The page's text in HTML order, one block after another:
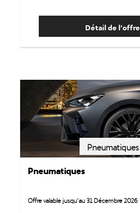
Détail de l’offre
Pneumatiques
Pneumatiques
Offre valable jusqu’au 31 Décembre 2026